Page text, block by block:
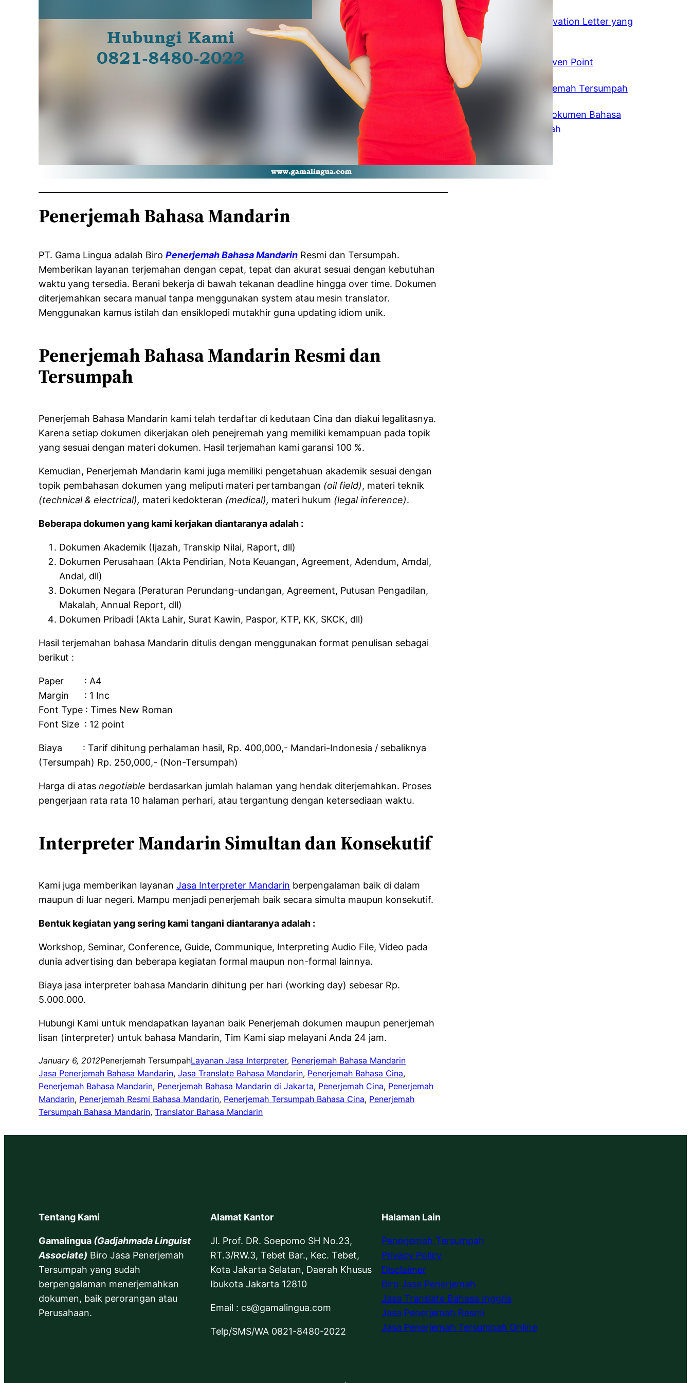
Penerjemah Bahasa Mandarin
PT. Gama Lingua adalah BiroPenerjemah Bahasa Mandarin Resmi dan Tersumpah.
Memberikan layanan terjemahan dengan cepat, tepat dan akurat sesuai dengan kebutuhan
waktu yang tersedia. Berani bekerja di bawah tekanan deadline hingga over time. Dokumen
diterjemahkan secara manual tanpa menggunakan system atau mesin translator.
Menggunakan kamus istilah dan ensiklopedi mutakhir guna updating idiom unik.
Penerjemah Bahasa Mandarin Resmi dan
Tersumpah
Penerjemah Bahasa Mandarin kami telah terdaftar di kedutaan Cina dan diakui legalitasnya.
Karena setiap dokumen dikerjakan oleh penejremah yang memiliki kemampuan pada topik
yang sesuai dengan materi dokumen. Hasil terjemahan kami garansi 100 %.
Kemudian, Penerjemah Mandarin kami juga memiliki pengetahuan akademik sesuai dengan
topik pembahasan dokumen yang meliputi materi pertambangan (oil field), materi teknik
(technical & electrical), materi kedokteran (medical), materi hukum (legal inference).
Beberapa dokumen yang kami kerjakan diantaranya adalah :
Dokumen Akademik (Ijazah, Transkip Nilai, Raport, dll)
Dokumen Perusahaan (Akta Pendirian, Nota Keuangan, Agreement, Adendum, Amdal,
Andal, dll)
Dokumen Negara (Peraturan Perundang-undangan, Agreement, Putusan Pengadilan,
Makalah, Annual Report, dll)
Dokumen Pribadi (Akta Lahir, Surat Kawin, Paspor, KTP, KK, SKCK, dll)
Hasil terjemahan bahasa Mandarin ditulis dengan menggunakan format penulisan sebagai
berikut :
Paper : A4
Margin : 1 Inc
Font Type : Times New Roman
Font Size : 12 point
Biaya : Tarif dihitung perhalaman hasil, Rp. 400,000,- Mandari-Indonesia / sebaliknya
(Tersumpah) Rp. 250,000,- (Non-Tersumpah)
Harga di atasnegotiable berdasarkan jumlah halaman yang hendak diterjemahkan. Proses
pengerjaan rata rata 10 halaman perhari, atau tergantung dengan ketersediaan waktu.
Interpreter Mandarin Simultan dan Konsekutif
Kami juga memberikan layananJasa Interpreter Mandarin berpengalaman baik di dalam
maupun di luar negeri. Mampu menjadi penerjemah baik secara simulta maupun konsekutif.
Bentuk kegiatan yang sering kami tangani diantaranya adalah :
Workshop, Seminar, Conference, Guide, Communique, Interpreting Audio File, Video pada
dunia advertising dan beberapa kegiatan formal maupun non-formal lainnya.
Biaya jasa interpreter bahasa Mandarin dihitung per hari (working day) sebesar Rp.
5.000.000.
Hubungi Kami untuk mendapatkan layanan baik Penerjemah dokumen maupun penerjemah
lisan (interpreter) untuk bahasa Mandarin, Tim Kami siap melayani Anda 24 jam.
January 6, 2012Penerjemah TersumpahLayanan Jasa Interpreter, Penerjemah Bahasa Mandarin
Jasa Penerjemah Bahasa Mandarin, Jasa Translate Bahasa Mandarin, Penerjemah Bahasa Cina
Penerjemah Bahasa Mandarin, Penerjemah Bahasa Mandarin di Jakarta, Penerjemah Cina, Penerjemah
Mandarin, Penerjemah Resmi Bahasa Mandarin, Penerjemah Tersumpah Bahasa Cina, Penerjemah
Tersumpah Bahasa Mandarin, Translator Bahasa Mandarin
August 5, 2026
Tips Membuat Motivation Letter yang
Menarik
July 22, 2026
Memahami Break Even Point
February 14, 2025
Vendor Jasa Penerjemah Tersumpah
Jasa Penerjemah Dokumen Bahasa
Mandarin Tersumpah
December 9, 2024
Tentang Kami
Gamalingua (Gadjahmada Linguist
Associate) Biro Jasa Penerjemah
Tersumpah yang sudah
berpengalaman menerjemahkan
dokumen, baik perorangan atau
Perusahaan.
Alamat Kantor
Jl. Prof. DR. Soepomo SH No.23,
RT.3/RW.3, Tebet Bar., Kec. Tebet,
Kota Jakarta Selatan, Daerah Khusus
Ibukota Jakarta 12810
Email : cs@gamalingua.com
Telp/SMS/WA 0821-8480-2022
Halaman Lain
Penerjemah Tersumpah
Privacy Policy
Disclaimer
Biro Jasa Penerjemah
Jasa Translate Bahasa Inggris
Jasa Penerjemah Resmi
Jasa Penerjemah Tersumpah Online